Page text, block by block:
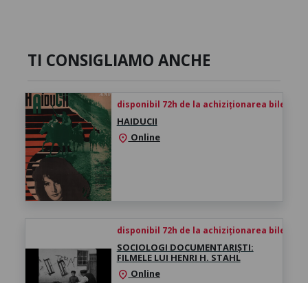
TI CONSIGLIAMO ANCHE
disponibil 72h de la achiziționarea biletului
HAIDUCII
location_on Online
disponibil 72h de la achiziționarea biletului
SOCIOLOGI DOCUMENTARIȘTI:
FILMELE LUI HENRI H. STAHL
location_on Online